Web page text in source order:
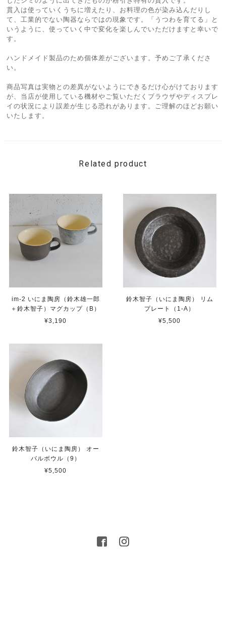
貫入は使っていくうちに増えたり、お料理の色が染み込んだりし
て、工業的でない陶器ならではの現象です。「うつわを育てる」と
いうように、使っていく中で変化を楽しんでいただけますと幸いで
す。
ハンドメイド製品のため個体差がございます。予めご了承くださ
い。
商品写真は実物との差異がないようにできるだけ心がけております
が、当店が使用している機材やご覧いただくブラウザやディスプレ
イの状況により誤差が生じる恐れがあります。ご理解のほどお願い
いたします。
Related product
im-2 いにま陶房（鈴木雄一郎
＋鈴木智子）マグカップ（B）
¥3,190
鈴木智子（いにま陶房） リム
プレート（1-A）
¥5,500
鈴木智子（いにま陶房） オー
バルボウル（9）
¥5,500